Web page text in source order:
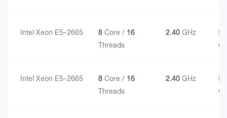
Intel Xeon E5-2665 8Core / 16
Threads
2.40GHz
Intel Xeon E5-2665 8Core / 16
Threads
2.40GHz